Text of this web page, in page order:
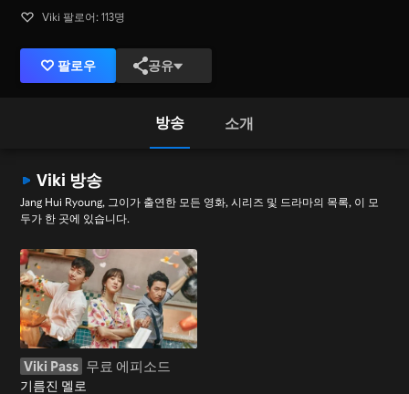
Viki 팔로어: 113명
팔로우 공유
방송 소개
Viki 방송
Jang Hui Ryoung, 그이가 출연한 모든 영화, 시리즈 및 드라마의 목록, 이 모
두가 한 곳에 있습니다.
Viki Pass 무료 에피소드
기름진 멜로